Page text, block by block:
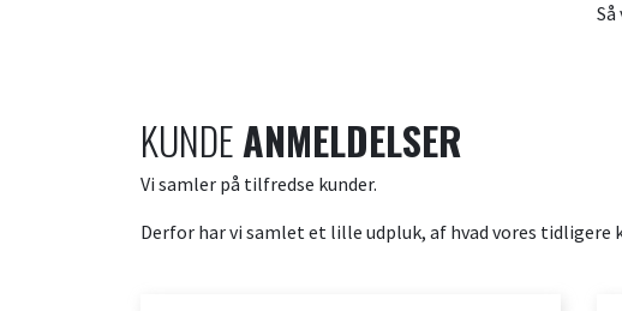
KUNDEANMELDELSER
Vi samler på tilfredse kunder.
Derfor har vi samlet et lille udpluk, af hvad vores tidligere